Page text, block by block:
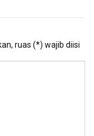
ruas (*) wajib diisi